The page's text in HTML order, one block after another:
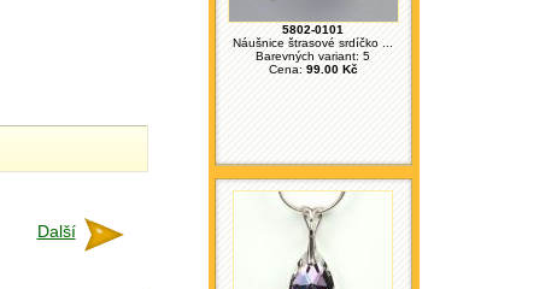
5802-0101
Náušnice štrasové srdíčko ...
Barevných variant: 5
Cena: 99.00 Kč
Další